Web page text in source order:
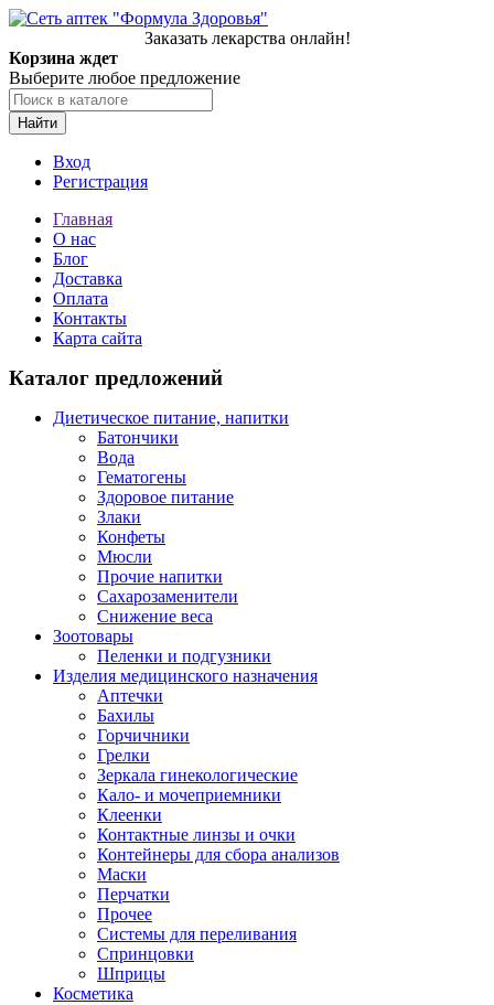
Заказать лекарства онлайн!
Корзина ждет
Выберите любое предложение
Найти
Вход
Регистрация
Главная
О нас
Блог
Доставка
Оплата
Контакты
Карта сайта
Каталог предложений
Диетическое питание, напитки
Батончики
Вода
Гематогены
Здоровое питание
Злаки
Конфеты
Мюсли
Прочие напитки
Сахарозаменители
Снижение веса
Зоотовары
Пеленки и подгузники
Изделия медицинского назначения
Аптечки
Бахилы
Горчичники
Грелки
Зеркала гинекологические
Кало- и мочеприемники
Клеенки
Контактные линзы и очки
Контейнеры для сбора анализов
Маски
Перчатки
Прочее
Системы для переливания
Спринцовки
Шприцы
Косметика